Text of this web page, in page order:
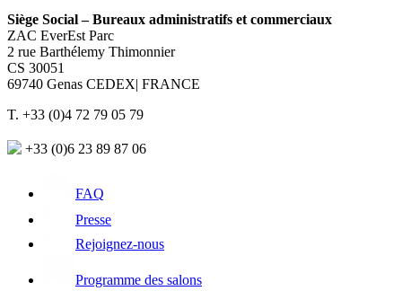
Siège Social – Bureaux administratifs et commerciaux
ZAC EverEst Parc
2 rue Barthélemy Thimonnier
CS 30051
69740 Genas CEDEX| FRANCE
T. +33 (0)4 72 79 05 79
+33 (0)6 23 89 87 06
FAQ
Presse
Rejoignez-nous
Programme des salons